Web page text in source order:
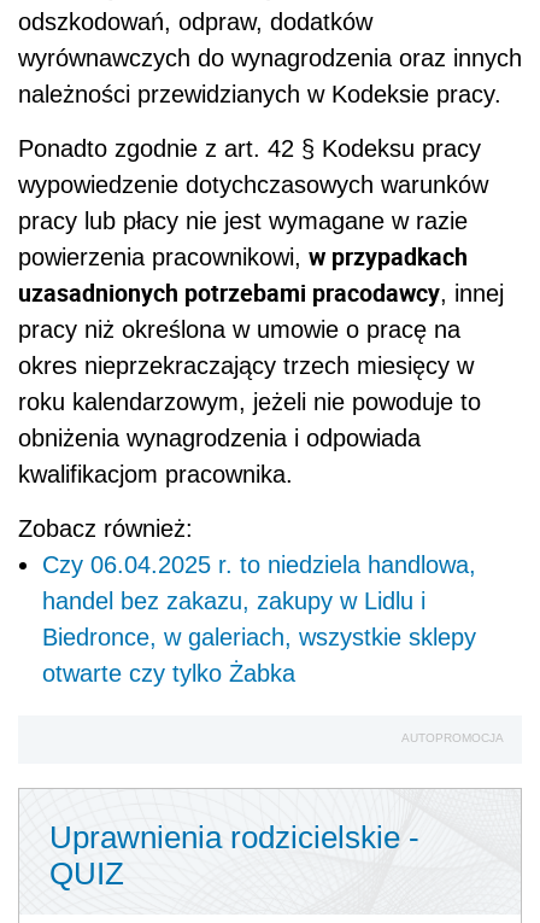
odszkodowań, odpraw, dodatków
wyrównawczych do wynagrodzenia oraz innych
należności przewidzianych w Kodeksie pracy.
Ponadto zgodnie z art. 42 § Kodeksu pracy
wypowiedzenie dotychczasowych warunków
pracy lub płacy nie jest wymagane w razie
powierzenia pracownikowi, w przypadkach
uzasadnionych potrzebami pracodawcy, innej
pracy niż określona w umowie o pracę na
okres nieprzekraczający trzech miesięcy w
roku kalendarzowym, jeżeli nie powoduje to
obniżenia wynagrodzenia i odpowiada
kwalifikacjom pracownika.
Zobacz również:
Czy 06.04.2025 r. to niedziela handlowa,
handel bez zakazu, zakupy w Lidlu i
Biedronce, w galeriach, wszystkie sklepy
otwarte czy tylko Żabka
AUTOPROMOCJA
Uprawnienia rodzicielskie -
QUIZ